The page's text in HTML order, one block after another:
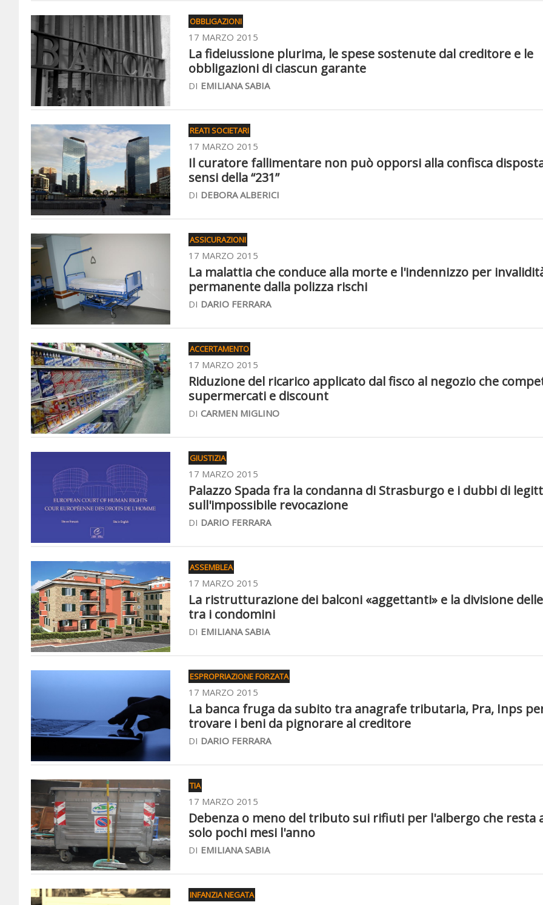
OBBLIGAZIONI
17 MARZO 2015
La fideiussione plurima, le spese sostenute dal creditore e le
obbligazioni di ciascun garante
DI EMILIANA SABIA
REATI SOCIETARI
17 MARZO 2015
Il curatore fallimentare non può opporsi alla confisca
sensi della “231”
DI DEBORA ALBERICI
ASSICURAZIONI
17 MARZO 2015
La malattia che conduce alla morte e l'indennizzo per
permanente dalla polizza rischi
DI DARIO FERRARA
ACCERTAMENTO
17 MARZO 2015
Riduzione del ricarico applicato dal fisco al negozio che
supermercati e discount
DI CARMEN MIGLINO
GIUSTIZIA
17 MARZO 2015
Palazzo Spada fra la condanna di Strasburgo e i dubbi di
sull'impossibile revocazione
DI DARIO FERRARA
ASSEMBLEA
17 MARZO 2015
La ristrutturazione dei balconi «aggettanti» e la divisione
tra i condomini
DI EMILIANA SABIA
ESPROPRIAZIONE FORZATA
17 MARZO 2015
La banca fruga da subito tra anagrafe tributaria, Pra, Inps
trovare i beni da pignorare al creditore
DI DARIO FERRARA
TIA
17 MARZO 2015
Debenza o meno del tributo sui rifiuti per l'albergo che resta
solo pochi mesi l'anno
DI EMILIANA SABIA
INFANZIA NEGATA